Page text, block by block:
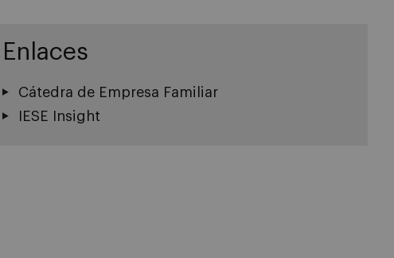
Enlaces
Cátedra de Empresa Familiar
IESE Insight